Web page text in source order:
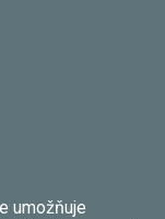
umožňuje